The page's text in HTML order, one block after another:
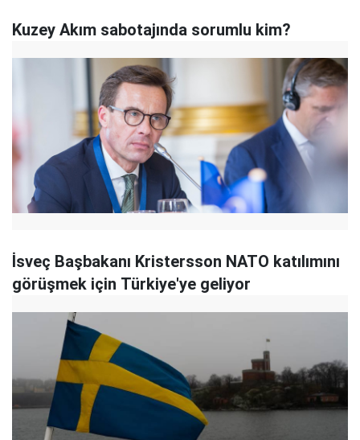
Kuzey Akım sabotajında sorumlu kim?
İsveç Başbakanı Kristersson NATO katılımını
görüşmek için Türkiye'ye geliyor